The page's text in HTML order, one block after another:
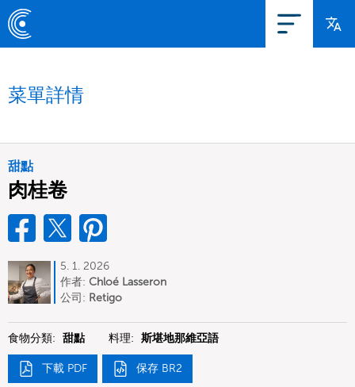
菜單詳情
甜點
肉桂卷
5. 1. 2026
作者: Chloé Lasseron
公司: Retigo
食物分類: 甜點 料理: 斯堪地那維亞語
下載 PDF 保存 BR2